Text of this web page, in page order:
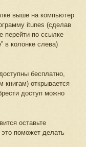
выше на компьютер
itunes (сделав
перейти по ссылке
в колонке слева)
бесплатно,
открывается
доступ можно
оставьте
поможет делать